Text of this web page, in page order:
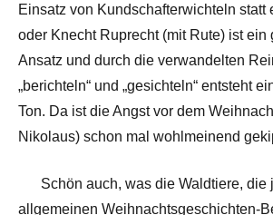
Einsatz von Kundschafterwichteln statt
oder Knecht Ruprecht (mit Rute) ist ein
Ansatz und durch die verwandelten
„berichteln“ und „gesichteln“ entsteht
Ton. Da ist die Angst vor dem
Nikolaus) schon mal wohlmeinend
Schön auch, was die Waldtiere, die
allgemeinen Weihnachtsgeschichten-